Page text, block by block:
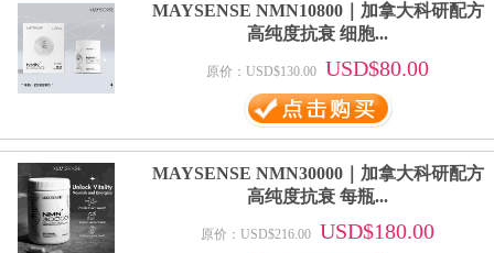
MAYSENSE NMN10800｜加拿大科研配方
高纯度抗衰 细胞...
原价：USD$130.00 USD$80.00
MAYSENSE NMN30000｜加拿大科研配方
高纯度抗衰 每瓶...
原价：USD$216.00 USD$180.00